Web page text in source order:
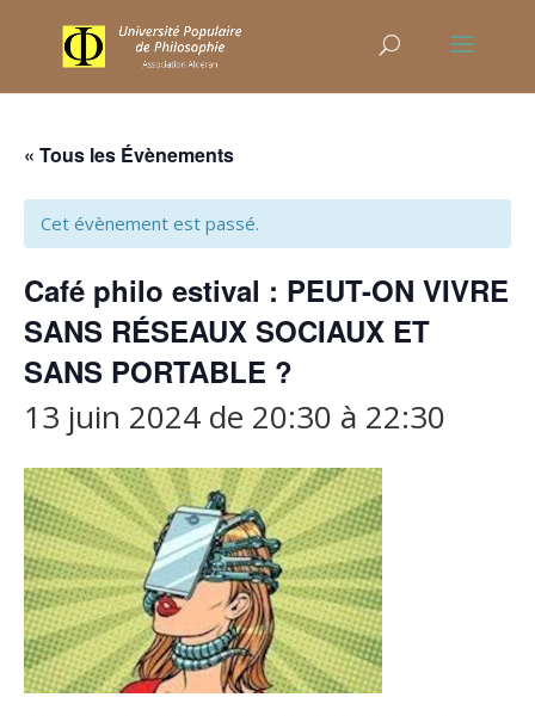
« Tous les Évènements
Cet évènement est passé.
Café philo estival : PEUT-ON VIVRE
SANS RÉSEAUX SOCIAUX ET
SANS PORTABLE ?
13 juin 2024 de 20:30 à 22:30